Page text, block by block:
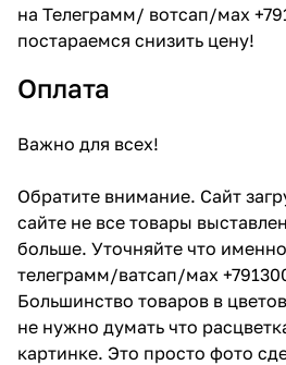
на Телеграмм/ вотсап/мах
постараемся снизить цену!
Оплата
Важно для всех!
Обратите внимание. Сайт
сайте не все товары
больше. Уточняйте что
телеграмм/ватсап/мах
Большинство товаров в
не нужно думать что
картинке. Это просто фото